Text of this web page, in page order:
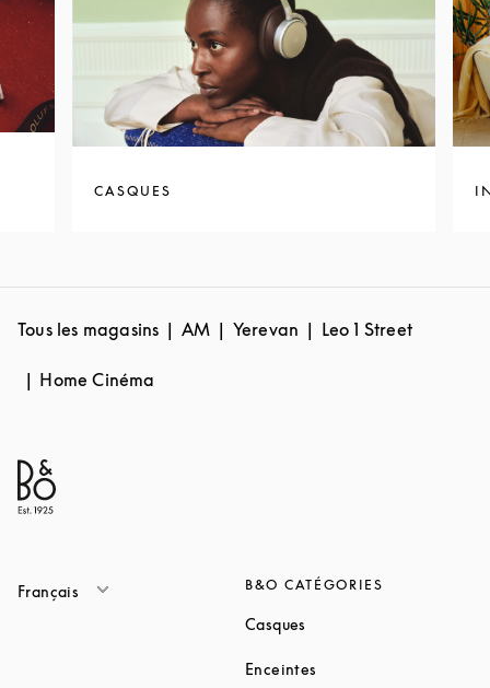
CASQUES
Tous les magasins AM Yerevan Leo 1 Street
Home Cinéma
Français B&O CATÉGORIES
Casques
Enceintes